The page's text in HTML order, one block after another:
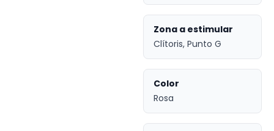
Zona a estimular
Clítoris, Punto G
Color
Rosa